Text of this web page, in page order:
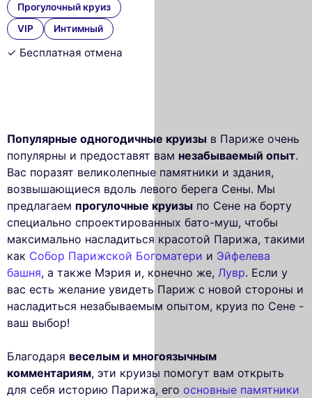
Прогулочный круиз
VIP
Интимный
✓ Бесплатная отмена
Популярные одногодичные круизы в Париже очень
популярны и предоставят вам незабываемый опыт.
Вас поразят великолепные памятники и здания,
возвышающиеся вдоль левого берега Сены. Мы
предлагаем прогулочные круизы по Сене на борту
специально спроектированных бато-муш, чтобы
максимально насладиться красотой Парижа, такими
как Собор Парижской Богоматери и Эйфелева
башня, а также Мэрия и, конечно же, Лувр. Если у
вас есть желание увидеть Париж с новой стороны и
насладиться незабываемым опытом, круиз по Сене -
ваш выбор!
Благодаря веселым и многоязычным
комментариям, эти круизы помогут вам открыть
для себя историю Парижа, его основные памятники